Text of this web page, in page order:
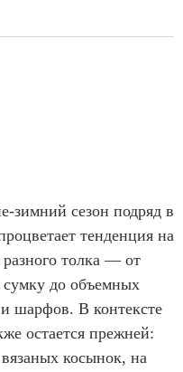
зимний сезон подряд в
тенденция на
толка — от
до объемных
шарфов. В контексте
остается прежней:
косынок, на